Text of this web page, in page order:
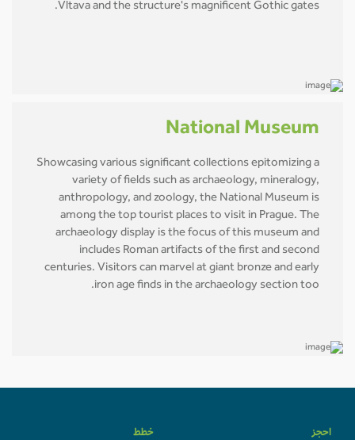
Vltava and the structure's magnificent Gothic gates.
National Museum
Showcasing various significant collections epitomizing a
variety of fields such as archaeology, mineralogy,
anthropology, and zoology, the National Museum is
among the top tourist places to visit in Prague. The
archaeology display is the focus of this museum and
includes Roman artifacts of the first and second
centuries. Visitors can marvel at giant bronze and early
iron age finds in the archaeology section too.
احجز خطط